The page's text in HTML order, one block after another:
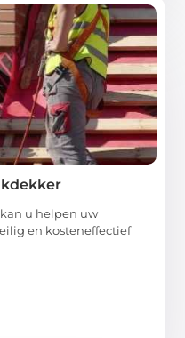
u helpen uw
en kosteneffectief